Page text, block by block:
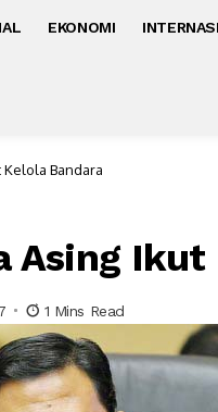
EKONOMI
Kelola Bandara
Asing Ikut
1 Mins Read